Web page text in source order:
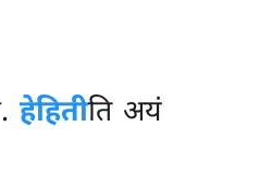
हेहितीति अयं